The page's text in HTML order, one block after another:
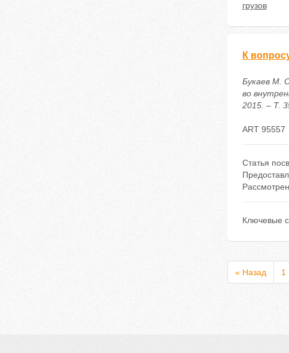
грузов
К
Букаев М.
во
2015. – Т.
ART 95557
Статья
Ключевые
« Назад 1